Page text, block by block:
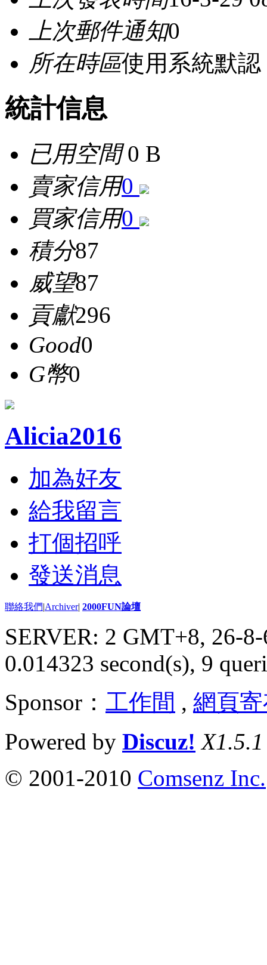
上次郵件通知0
所在時區使用系統默認
統計信息
已用空間0 B
賣家信用0
買家信用0
積分87
威望87
貢獻296
Good0
G幣0
Alicia2016
加為好友
給我留言
打個招呼
發送消息
聯絡我們|Archiver| 2000FUN論壇
SERVER: 2 GMT+8, 26-
0.014323 second(s), 9
Sponsor： 工作間 , 網頁
Powered by Discuz! X1.5.1
© 2001-2010 Comsenz Inc.